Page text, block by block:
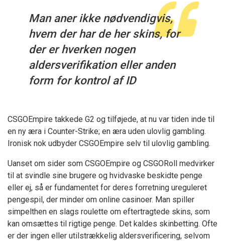
Man aner ikke nødvendigvis,
hvem der har de her skins, for
der er hverken nogen
aldersverifikation eller anden
form for kontrol af ID
CSGOEmpire takkede G2 og tilføjede, at nu var tiden inde til
en ny æra i Counter-Strike; en æra uden ulovlig gambling.
Ironisk nok udbyder CSGOEmpire selv til ulovlig gambling.
Uanset om sider som CSGOEmpire og CSGORoll medvirker
til at svindle sine brugere og hvidvaske beskidte penge
eller ej, så er fundamentet for deres forretning ureguleret
pengespil, der minder om online casinoer. Man spiller
simpelthen en slags roulette om eftertragtede skins, som
kan omsættes til rigtige penge. Det kaldes skinbetting. Ofte
er der ingen eller utilstrækkelig aldersverificering, selvom